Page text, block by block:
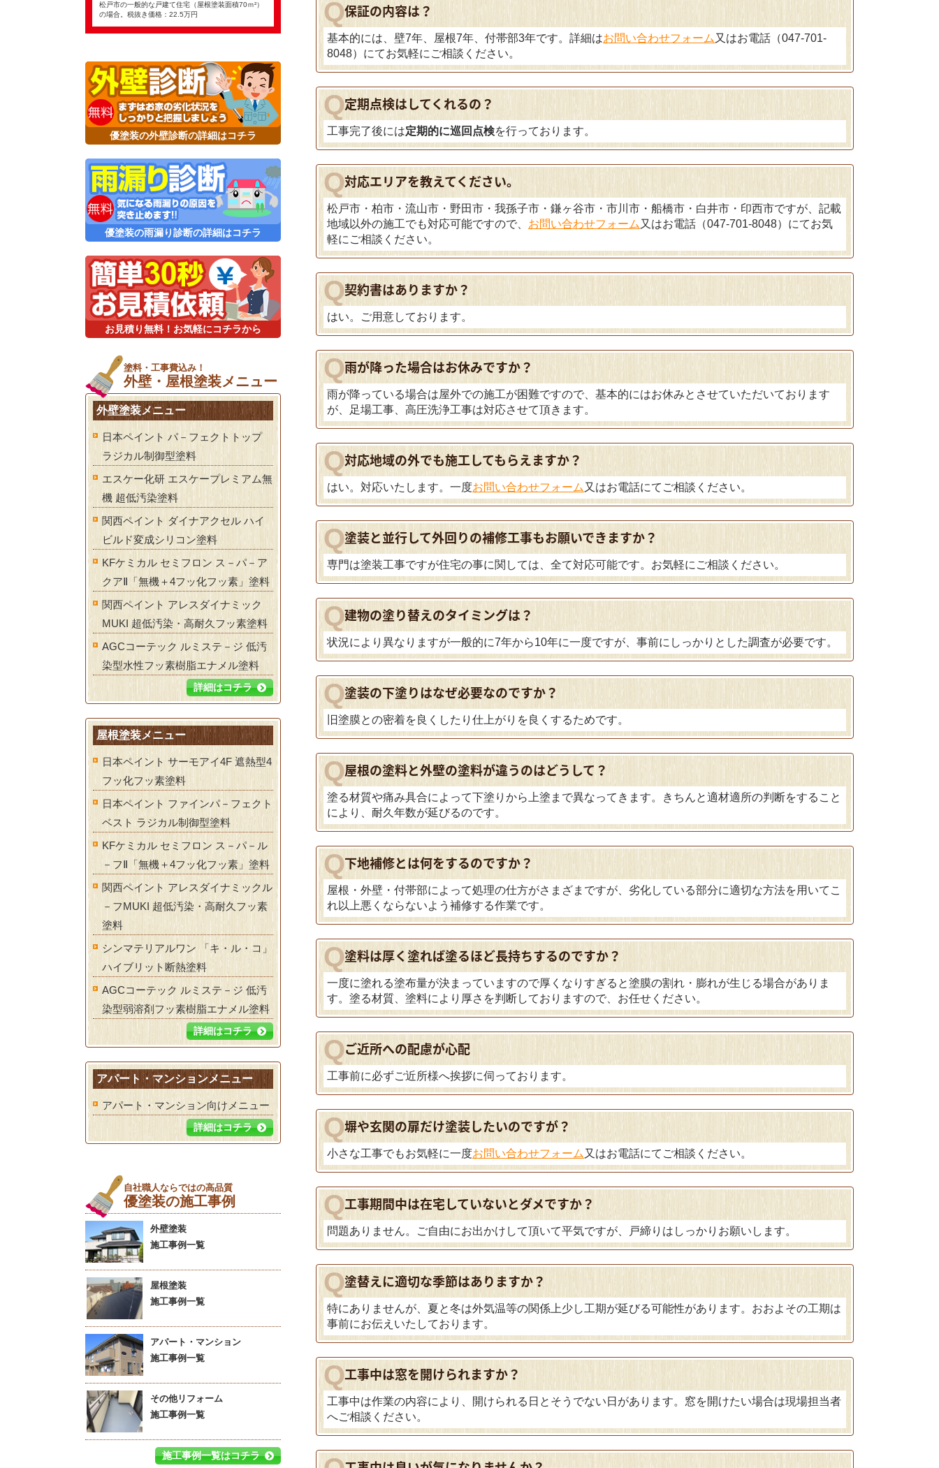
保証の内容は？
基本的には、壁7年、屋根7年、付帯部3年です。詳細はお問い合わせフォーム 又はお電話（047-701-
8048）にてお気軽にご相談ください。
定期点検はしてくれるの？
工事完了後には定期的に巡回点検を行っております。
対応エリアを教えてください。
松戸市・柏市・流山市・野田市・我孫子市・鎌ヶ谷市・市川市・船橋市・白井市・印西市ですが、記載
地域以外の施工でも対応可能ですので、 お問い合わせフォーム 又はお電話（047-701-8048） にてお気
軽にご相談ください。
契約書はありますか？
はい。ご用意しております。
雨が降った場合はお休みですか？
雨が降っている場合は屋外での施工が困難ですので、基本的にはお休みとさせていただいております
が、足場工事、高圧洗浄工事は対応させて頂きます。
対応地域の外でも施工してもらえますか？
はい。対応いたします。一度お問い合わせフォーム 又はお電話にてご相談ください。
塗装と並行して外回りの補修工事もお願いできますか？
専門は塗装工事ですが住宅の事に関しては、全て対応可能です。お気軽にご相談ください。
建物の塗り替えのタイミングは？
状況により異なりますが一般的に7年から10年に一度ですが、事前にしっかりとした調査が必要です。
塗装の下塗りはなぜ必要なのですか？
旧塗膜との密着を良くしたり仕上がりを良くするためです。
屋根の塗料と外壁の塗料が違うのはどうして？
塗る材質や痛み具合によって下塗りから上塗まで異なってきます。きちんと適材適所の判断をすること
により、耐久年数が延びるのです。
下地補修とは何をするのですか？
屋根・外壁・付帯部によって処理の仕方がさまざまですが、劣化している部分に適切な方法を用いてこ
れ以上悪くならないよう補修する作業です。
塗料は厚く塗れば塗るほど長持ちするのですか？
一度に塗れる塗布量が決まっていますので厚くなりすぎると塗膜の割れ・膨れが生じる場合がありま
す。塗る材質、塗料により厚さを判断しておりますので、お任せください。
ご近所への配慮が心配
工事前に必ずご近所様へ挨拶に伺っております。
塀や玄関の扉だけ塗装したいのですが？
小さな工事でもお気軽に一度お問い合わせフォーム 又はお電話にてご相談ください。
工事期間中は在宅していないとダメですか？
問題ありません。ご自由にお出かけして頂いて平気ですが、戸締りはしっかりお願いします。
塗替えに適切な季節はありますか？
特にありませんが、夏と冬は外気温等の関係上少し工期が延びる可能性があります。おおよその工期は
事前にお伝えいたしております。
工事中は窓を開けられますか？
工事中は作業の内容により、開けられる日とそうでない日があります。窓を開けたい場合は現場担当者
へご相談ください。
松戸市の一般的な戸建て住宅（屋根塗装面積70ｍ²）
の場合。税抜き価格：22.5万円
優塗装の外壁診断の詳細はコチラ
優塗装の雨漏り診断の詳細はコチラ
お見積り無料！お気軽にコチラから
塗料・工事費込み！
外壁・屋根塗装メニュー
外壁塗装メニュー
日本ペイント パ－フェクトトップ
ラジカル制御型塗料
エスケー化研 エスケープレミアム無
機 超低汚染塗料
関西ペイント ダイナアクセル ハイ
ビルド変成シリコン塗料
KFケミカル セミフロン ス－パ－ア
クアⅡ「無機＋4フッ化フッ素」塗料
関西ペイント アレスダイナミック
MUKI 超低汚染・高耐久フッ素塗料
AGCコーテック ルミステ－ジ 低汚
染型水性フッ素樹脂エナメル塗料
詳細はコチラ
屋根塗装メニュー
日本ペイント サーモアイ4F 遮熱型4
フッ化フッ素塗料
日本ペイント ファインパ－フェクト
ベスト ラジカル制御型塗料
KFケミカル セミフロン ス－パ－ル
－フⅡ「無機＋4フッ化フッ素」塗料
関西ペイント アレスダイナミックル
－フMUKI 超低汚染・高耐久フッ素
塗料
シンマテリアルワン 「キ・ル・コ」
ハイブリット断熱塗料
AGCコーテック ルミステ－ジ 低汚
染型弱溶剤フッ素樹脂エナメル塗料
詳細はコチラ
アパート・マンションメニュー
アパート・マンション向けメニュー
詳細はコチラ
自社職人ならではの高品質
優塗装の施工事例
外壁塗装
施工事例一覧
屋根塗装
施工事例一覧
アパート・マンション
施工事例一覧
その他リフォーム
施工事例一覧
施工事例一覧はコチラ